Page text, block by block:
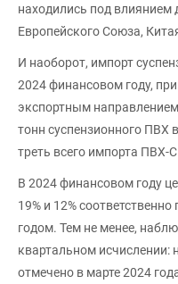
находились под влиянием
Европейского Союза,
И наоборот, импорт
2024 финансовом году,
экспортным
тонн суспензионного ПВХ
треть всего импорта ПВХ-
В 2024 финансовом году
19% и 12%
годом. Тем не менее,
квартальном исчислении:
отмечено в марте 2024